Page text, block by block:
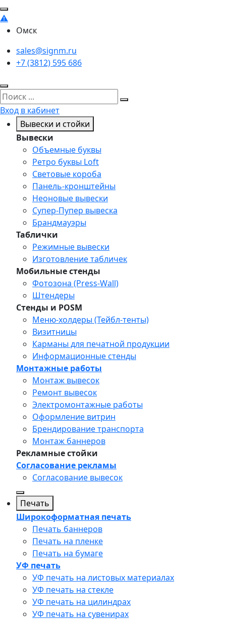
Омск
sales@signm.ru
+7 (3812) 595 686
Вход в кабинет
Вывески и стойки
Вывески
Объемные буквы
Ретро буквы Loft
Световые короба
Панель-кронштейны
Неоновые вывески
Супер-Пупер вывеска
Брандмауэры
Таблички
Режимные вывески
Изготовление табличек
Мобильные стенды
Фотозона (Press-Wall)
Штендеры
Стенды и POSM
Меню-холдеры (Тейбл-тенты)
Визитницы
Карманы для печатной продукции
Информационные стенды
Монтажные работы
Монтаж вывесок
Ремонт вывесок
Электромонтажные работы
Оформление витрин
Брендирование транспорта
Монтаж баннеров
Рекламные стойки
Согласование рекламы
Согласование вывесок
Печать
Широкоформатная печать
Печать баннеров
Печать на пленке
Печать на бумаге
УФ печать
УФ печать на листовых материалах
УФ печать на стекле
УФ печать на цилиндрах
УФ печать на сувенирах